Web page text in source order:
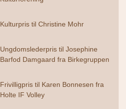
Kulturpris til Christine Mohr
Ungdomslederpris til Josephine
Barfod Damgaard fra Birkegruppen
Frivilligpris til Karen Bonnesen fra
Holte IF Volley